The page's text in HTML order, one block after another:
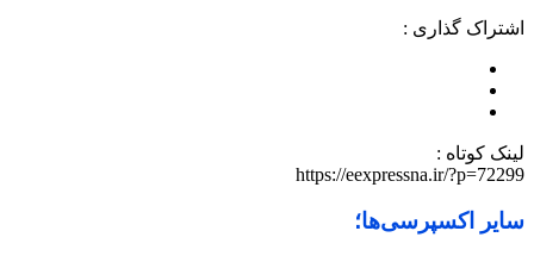
اشتراک گذاری :
لینک کوتاه :
https://eexpressna.ir/?p=72299
سایر اکسپرسی‌ها؛